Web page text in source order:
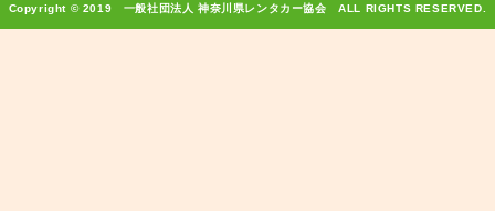
Copyright © 2019 一般社団法人 神奈川県レンタカー協会 ALL RIGHTS RESERVED.